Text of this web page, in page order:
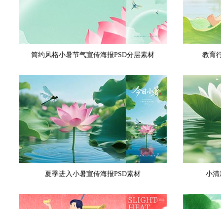
简约风格小暑节气宣传海报PSD分层素材 教育
夏季进入小暑宣传海报PSD素材 小清